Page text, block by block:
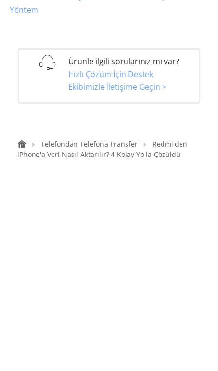
Yöntem
Ürünle ilgili sorularınız mı var?
Hızlı Çözüm İçin Destek
Ekibimizle İletişime Geçin >
Telefondan Telefona Transfer
Redmi'den
iPhone'a Veri Nasıl Aktarılır? 4 Kolay Yolla Çözüldü